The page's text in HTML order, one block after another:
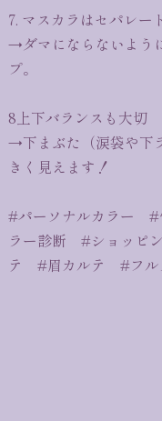
7. マスカラはセパレー
→ダマにならないよう
プ。
8上下バランスも大切
→下まぶた（涙袋や下
きく見えます！
#パーソナルカラー
ラー診断 #ショッピ
テ #眉カルテ #フル